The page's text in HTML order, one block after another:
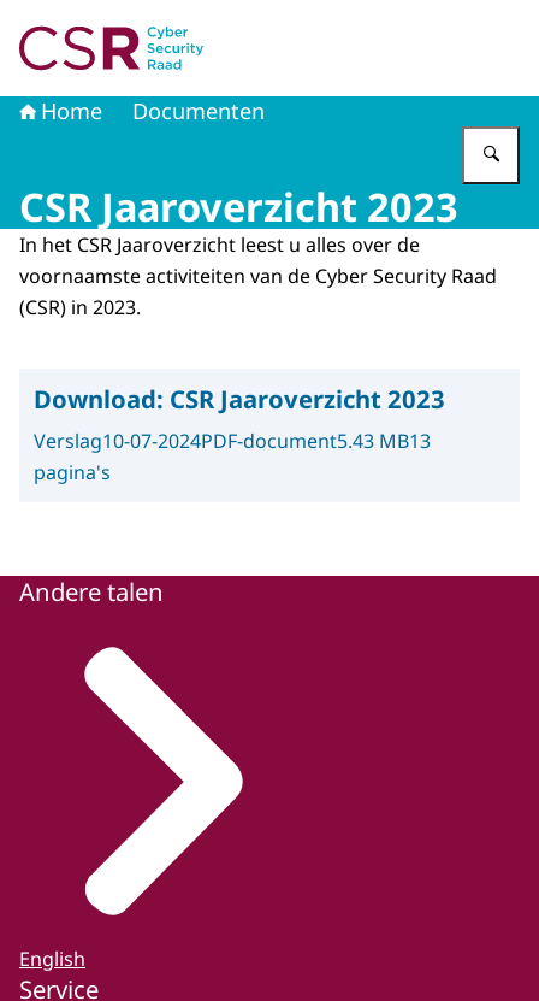
Home Documenten
CSR Jaaroverzicht 2023
In het CSR Jaaroverzicht leest u alles over de
voornaamste activiteiten van de Cyber Security Raad
(CSR) in 2023.
Download: CSR Jaaroverzicht 2023
Verslag10-07-2024PDF-document5.43 MB13
pagina's
Andere talen
English
Service